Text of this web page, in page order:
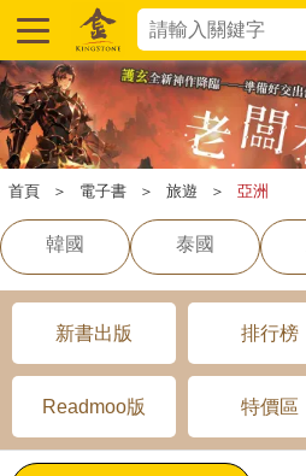
首頁 ＞ 電子書 ＞ 旅遊 ＞ 亞洲
韓國 泰國
新書出版 排行榜
Readmoo版 特價區